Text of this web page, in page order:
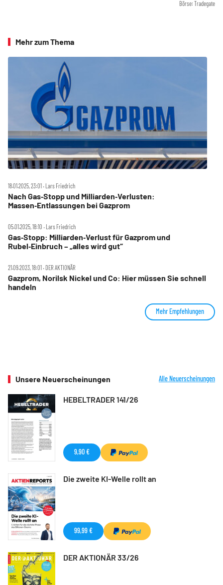
Börse: Tradegate
Mehr zum Thema
18.01.2025, 23:01 ‧ Lars Friedrich
Nach Gas‑Stopp und Milliarden‑Verlusten:
Massen‑Entlassungen bei Gazprom
05.01.2025, 18:10 ‧ Lars Friedrich
Gas‑Stopp: Milliarden‑Verlust für Gazprom und
Rubel‑Einbruch – „alles wird gut“
21.09.2023, 18:01 ‧ DER AKTIONÄR
Gazprom, Norilsk Nickel und Co: Hier müssen Sie schnell
handeln
Mehr Empfehlungen
Unsere Neuerscheinungen Alle Neuerscheinungen
HEBELTRADER 141/26
9,90 €
Die zweite KI-Welle rollt an
99,99 €
DER AKTIONÄR 33/26